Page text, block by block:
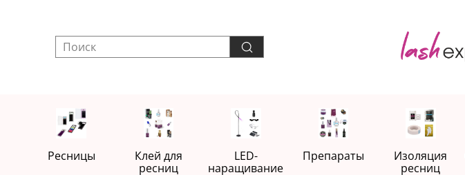
Ресницы
Клей для
ресниц
LED-
наращивание
Препараты
Изоляция
ресниц